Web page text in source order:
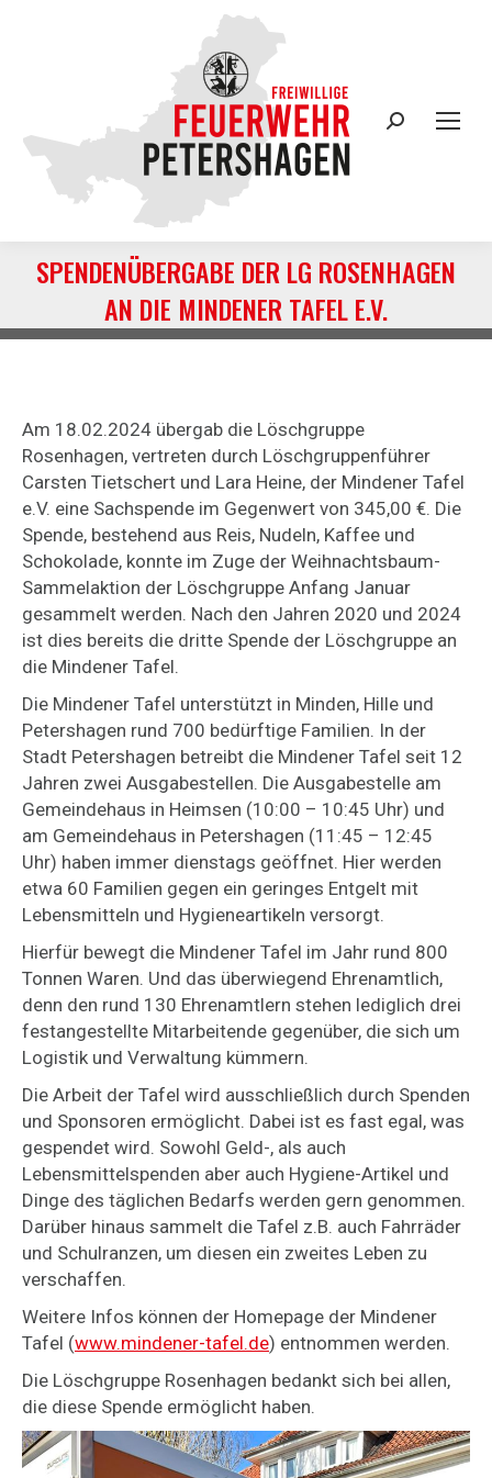
Search:
SPENDENÜBERGABE DER LG ROSENHAGEN
AN DIE MINDENER TAFEL E.V.
Sie befinden sich hier:
Am 18.02.2024 übergab die Löschgruppe
Rosenhagen, vertreten durch Löschgruppenführer
Carsten Tietschert und Lara Heine, der Mindener Tafel
e.V. eine Sachspende im Gegenwert von 345,00 €. Die
Spende, bestehend aus Reis, Nudeln, Kaffee und
Schokolade, konnte im Zuge der Weihnachtsbaum-
Sammelaktion der Löschgruppe Anfang Januar
gesammelt werden. Nach den Jahren 2020 und 2024
ist dies bereits die dritte Spende der Löschgruppe an
die Mindener Tafel.
Die Mindener Tafel unterstützt in Minden, Hille und
Petershagen rund 700 bedürftige Familien. In der
Stadt Petershagen betreibt die Mindener Tafel seit 12
Jahren zwei Ausgabestellen. Die Ausgabestelle am
Gemeindehaus in Heimsen (10:00 – 10:45 Uhr) und
am Gemeindehaus in Petershagen (11:45 – 12:45
Uhr) haben immer dienstags geöffnet. Hier werden
etwa 60 Familien gegen ein geringes Entgelt mit
Lebensmitteln und Hygieneartikeln versorgt.
Hierfür bewegt die Mindener Tafel im Jahr rund 800
Tonnen Waren. Und das überwiegend Ehrenamtlich,
denn den rund 130 Ehrenamtlern stehen lediglich drei
festangestellte Mitarbeitende gegenüber, die sich um
Logistik und Verwaltung kümmern.
Die Arbeit der Tafel wird ausschließlich durch Spenden
und Sponsoren ermöglicht. Dabei ist es fast egal, was
gespendet wird. Sowohl Geld-, als auch
Lebensmittelspenden aber auch Hygiene-Artikel und
Dinge des täglichen Bedarfs werden gern genommen.
Darüber hinaus sammelt die Tafel z.B. auch Fahrräder
und Schulranzen, um diesen ein zweites Leben zu
verschaffen.
Weitere Infos können der Homepage der Mindener
Tafel (www.mindener-tafel.de) entnommen werden.
Die Löschgruppe Rosenhagen bedankt sich bei allen,
die diese Spende ermöglicht haben.